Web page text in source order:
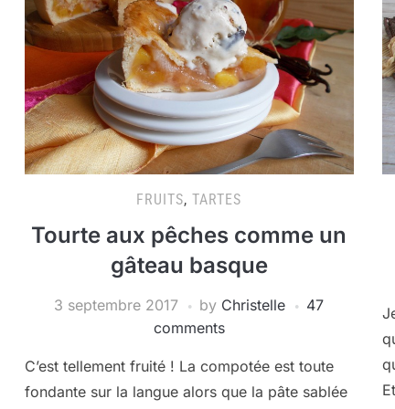
FRUITS,TARTES
Tourte aux pêches comme un
gâteau basque
3 septembre 2017 by Christelle
47
comments
C’est tellement fruité ! La compotée est toute
fondante sur la langue alors que la pâte sablée